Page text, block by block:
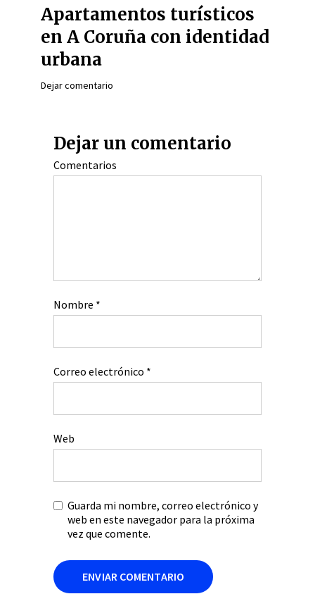
Apartamentos turísticos
en A Coruña con identidad
urbana
Dejar comentario
Dejar un comentario
Comentarios
Nombre *
Correo electrónico *
Web
Guarda mi nombre, correo electrónico y
web en este navegador para la próxima
vez que comente.